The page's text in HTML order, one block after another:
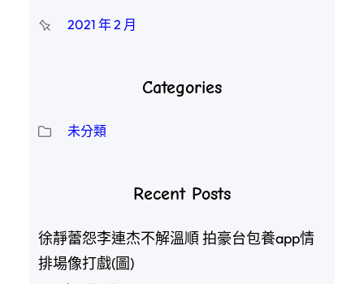
2021 年 2 月
Categories
未分類
Recent Posts
徐靜蕾怨李連杰不解溫順 拍豪台包養app情
排場像打戲(圖)